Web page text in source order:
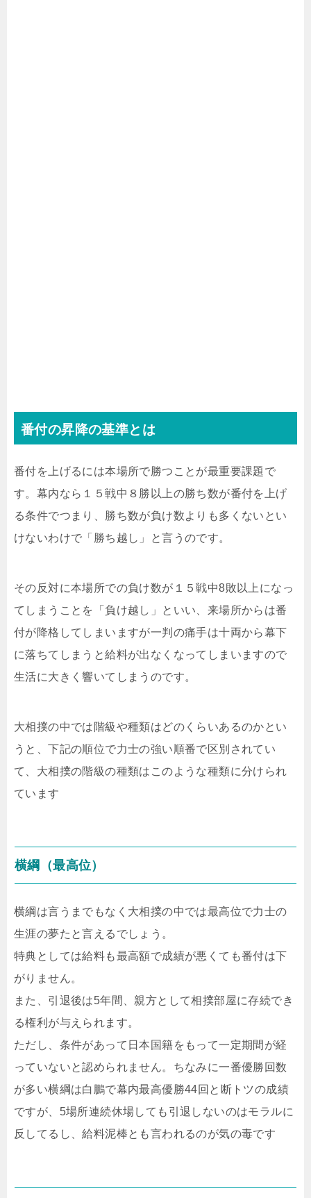
番付の昇降の基準とは
番付を上げるには本場所で勝つことが最重要課題で
す。幕内なら１５戦中８勝以上の勝ち数が番付を上げ
る条件でつまり、勝ち数が負け数よりも多くないとい
けないわけで「勝ち越し」と言うのです。
その反対に本場所での負け数が１５戦中8敗以上になっ
てしまうことを「負け越し」といい、来場所からは番
付が降格してしまいますが一判の痛手は十両から幕下
に落ちてしまうと給料が出なくなってしまいますので
生活に大きく響いてしまうのです。
大相撲の中では階級や種類はどのくらいあるのかとい
うと、下記の順位で力士の強い順番で区別されてい
て、大相撲の階級の種類はこのような種類に分けられ
ています
横綱（最高位）
横綱は言うまでもなく大相撲の中では最高位で力士の
生涯の夢たと言えるでしょう。
特典としては給料も最高額で成績が悪くても番付は下
がりません。
また、引退後は5年間、親方として相撲部屋に存続でき
る権利が与えられます。
ただし、条件があって日本国籍をもって一定期間が経
っていないと認められません。ちなみに一番優勝回数
が多い横綱は白鵬で幕内最高優勝44回と断トツの成績
ですが、5場所連続休場しても引退しないのはモラルに
反してるし、給料泥棒とも言われるのが気の毒です